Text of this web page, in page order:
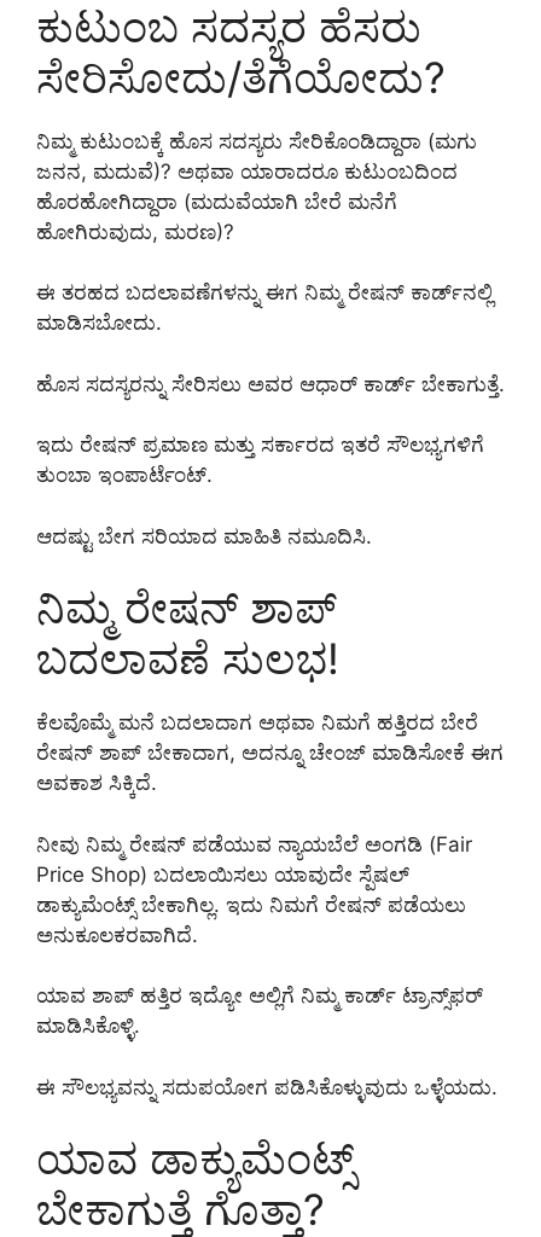
ಕುಟುಂಬ ಸದಸ್ಯರ ಹೆಸರು
ಸೇರಿಸೋದು/ತೆಗೆಯೋದು?
ನಿಮ್ಮ ಕುಟುಂಬಕ್ಕೆ ಹೊಸ ಸದಸ್ಯರು ಸೇರಿಕೊಂಡಿದ್ದಾರಾ (ಮಗು
ಜನನ, ಮದುವೆ)? ಅಥವಾ ಯಾರಾದರೂ ಕುಟುಂಬದಿಂದ
ಹೊರಹೋಗಿದ್ದಾರಾ (ಮದುವೆಯಾಗಿ ಬೇರೆ ಮನೆಗೆ
ಹೋಗಿರುವುದು, ಮರಣ)?
ಈ ತರಹದ ಬದಲಾವಣೆಗಳನ್ನು ಈಗ ನಿಮ್ಮ ರೇಷನ್ ಕಾರ್ಡ್‌ನಲ್ಲಿ
ಮಾಡಿಸಬೋದು.
ಹೊಸ ಸದಸ್ಯರನ್ನು ಸೇರಿಸಲು ಅವರ ಆಧಾರ್ ಕಾರ್ಡ್ ಬೇಕಾಗುತ್ತೆ.
ಇದು ರೇಷನ್ ಪ್ರಮಾಣ ಮತ್ತು ಸರ್ಕಾರದ ಇತರೆ ಸೌಲಭ್ಯಗಳಿಗೆ
ತುಂಬಾ ಇಂಪಾರ್ಟೆಂಟ್.
ಆದಷ್ಟು ಬೇಗ ಸರಿಯಾದ ಮಾಹಿತಿ ನಮೂದಿಸಿ.
ನಿಮ್ಮ ರೇಷನ್ ಶಾಪ್
ಬದಲಾವಣೆ ಸುಲಭ!
ಕೆಲವೊಮ್ಮೆ ಮನೆ ಬದಲಾದಾಗ ಅಥವಾ ನಿಮಗೆ ಹತ್ತಿರದ ಬೇರೆ
ರೇಷನ್ ಶಾಪ್ ಬೇಕಾದಾಗ, ಅದನ್ನೂ ಚೇಂಜ್ ಮಾಡಿಸೋಕೆ ಈಗ
ಅವಕಾಶ ಸಿಕ್ಕಿದೆ.
ನೀವು ನಿಮ್ಮ ರೇಷನ್ ಪಡೆಯುವ ನ್ಯಾಯಬೆಲೆ ಅಂಗಡಿ (Fair
Price Shop) ಬದಲಾಯಿಸಲು ಯಾವುದೇ ಸ್ಪೆಷಲ್
ಡಾಕ್ಯುಮೆಂಟ್ಸ್ ಬೇಕಾಗಿಲ್ಲ. ಇದು ನಿಮಗೆ ರೇಷನ್ ಪಡೆಯಲು
ಅನುಕೂಲಕರವಾಗಿದೆ.
ಯಾವ ಶಾಪ್ ಹತ್ತಿರ ಇದ್ಯೋ ಅಲ್ಲಿಗೆ ನಿಮ್ಮ ಕಾರ್ಡ್ ಟ್ರಾನ್ಸ್‌ಫರ್
ಮಾಡಿಸಿಕೊಳ್ಳಿ.
ಈ ಸೌಲಭ್ಯವನ್ನು ಸದುಪಯೋಗ ಪಡಿಸಿಕೊಳ್ಳುವುದು ಒಳ್ಳೆಯದು.
ಯಾವ ಡಾಕ್ಯುಮೆಂಟ್ಸ್
ಬೇಕಾಗುತ್ತೆ ಗೊತ್ತಾ?